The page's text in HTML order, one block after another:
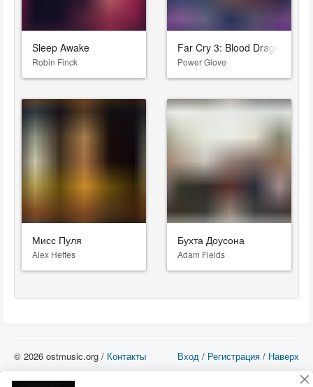
Sleep Awake
Robin Finck
Far Cry 3: Blood Dragon
Power Glove
Мисс Пуля
Alex Heffes
Бухта Доусона
Adam Fields
Вход / Регистрация / Наверх
© 2026 ostmusic.org / Контакты